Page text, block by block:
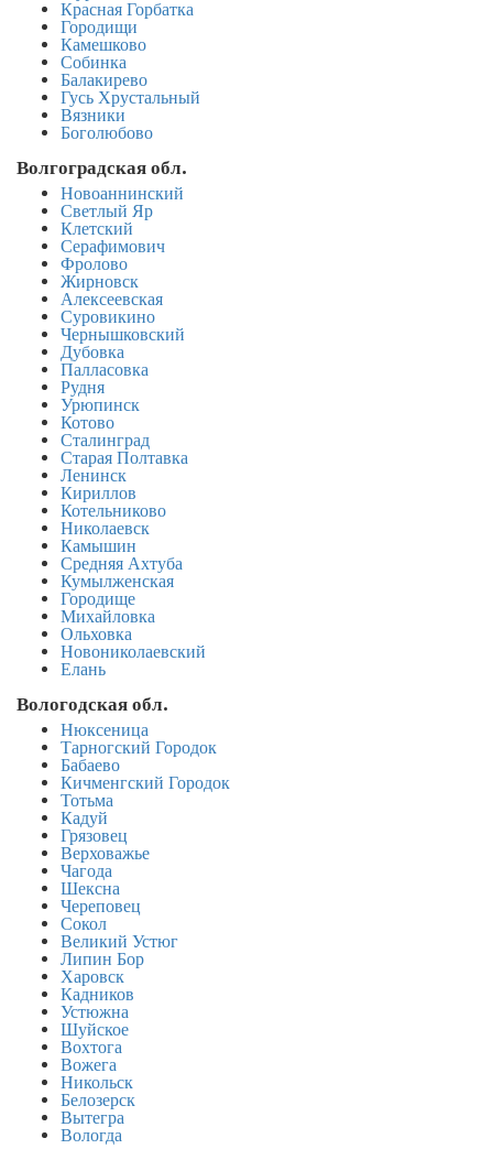
Красная Горбатка
Городищи
Камешково
Собинка
Балакирево
Гусь Хрустальный
Вязники
Боголюбово
Волгоградская обл.
Новоаннинский
Светлый Яр
Клетский
Серафимович
Фролово
Жирновск
Алексеевская
Суровикино
Чернышковский
Дубовка
Палласовка
Рудня
Урюпинск
Котово
Сталинград
Старая Полтавка
Ленинск
Кириллов
Котельниково
Николаевск
Камышин
Средняя Ахтуба
Кумылженская
Городище
Михайловка
Ольховка
Новониколаевский
Елань
Вологодская обл.
Нюксеница
Тарногский Городок
Бабаево
Кичменгский Городок
Тотьма
Кадуй
Грязовец
Верховажье
Чагода
Шексна
Череповец
Сокол
Великий Устюг
Липин Бор
Харовск
Кадников
Устюжна
Шуйское
Вохтога
Вожега
Никольск
Белозерск
Вытегра
Вологда